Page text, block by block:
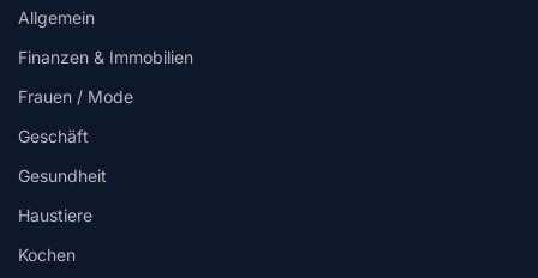
Allgemein
Finanzen & Immobilien
Frauen / Mode
Geschäft
Gesundheit
Haustiere
Kochen